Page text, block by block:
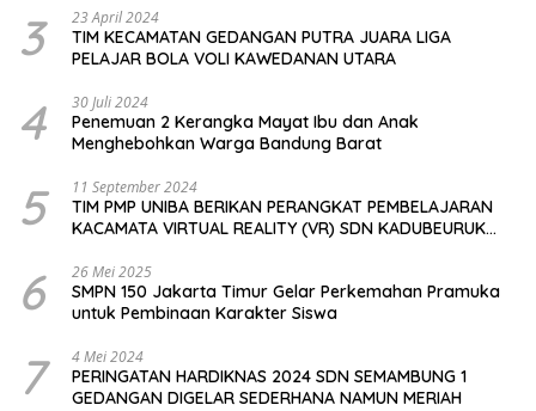
3 23 April 2024
TIM KECAMATAN GEDANGAN PUTRA JUARA LIGA
PELAJAR BOLA VOLI KAWEDANAN UTARA
4 30 Juli 2024
Penemuan 2 Kerangka Mayat Ibu dan Anak
Menghebohkan Warga Bandung Barat
5 11 September 2024
TIM PMP UNIBA BERIKAN PERANGKAT PEMBELAJARAN
KACAMATA VIRTUAL REALITY (VR) SDN KADUBEURUK
6 26 Mei 2025
SMPN 150 Jakarta Timur Gelar Perkemahan Pramuka
untuk Pembinaan Karakter Siswa
7 4 Mei 2024
PERINGATAN HARDIKNAS 2024 SDN SEMAMBUNG 1
GEDANGAN DIGELAR SEDERHANA NAMUN MERIAH